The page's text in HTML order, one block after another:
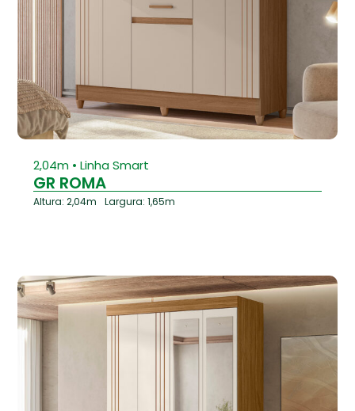
⁠2,04m • Linha Smart
GR ROMA
Altura: 2,04m Largura: 1,65m